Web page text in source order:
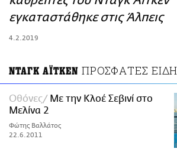
ΑΜΠΑ
εγκαταστάθηκε στις Άλπεις
4.2.2019
ΝΤΑΓΚ ΑΪΤΚΕΝ ΠΡΟΣΦΑΤΕΣ
Οθόνες
Με την Κλοέ Σεβινί στο
Μελίνα 2
Φώτης Βαλλάτος
22.6.2011